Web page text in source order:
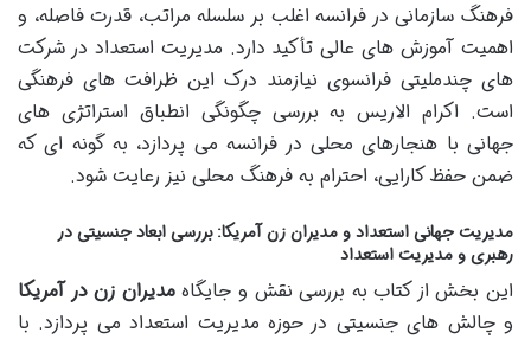
فرهنگ سازمانی در فرانسه اغلب بر سلسله مراتب، قدرت فاصله، و
اهمیت آموزش های عالی تأکید دارد. مدیریت استعداد در شرکت
های چندملیتی فرانسوی نیازمند درک این ظرافت های فرهنگی
است. اکرام الاریس به بررسی چگونگی انطباق استراتژی های
جهانی با هنجارهای محلی در فرانسه می پردازد، به گونه ای که
ضمن حفظ کارایی، احترام به فرهنگ محلی نیز رعایت شود.
مدیریت جهانی استعداد و مدیران زن آمریکا: بررسی ابعاد جنسیتی در
رهبری و مدیریت استعداد
این بخش از کتاب به بررسی نقش و جایگاهمدیران زن در آمریکا
و چالش های جنسیتی در حوزه مدیریت استعداد می پردازد. با